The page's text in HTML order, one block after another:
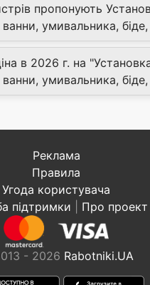
пропонують
умивальника,
в 2026 г. на
умивальника,
Реклама
Правила
Угода користувача
підтримки
Про проект
- 2026 Rabotniki.UA